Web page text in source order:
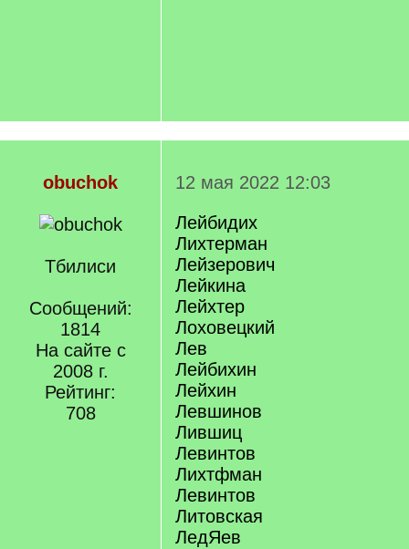
obuchok
Тбилиси
Сообщений:
1814
На сайте с
2008 г.
Рейтинг:
708
12 мая 2022 12:03
Лейбидих
Лихтерман
Лейзерович
Лейкина
Лейхтер
Лоховецкий
Лев
Лейбихин
Лейхин
Левшинов
Лившиц
Левинтов
Лихтфман
Левинтов
Литовская
ЛедЯев